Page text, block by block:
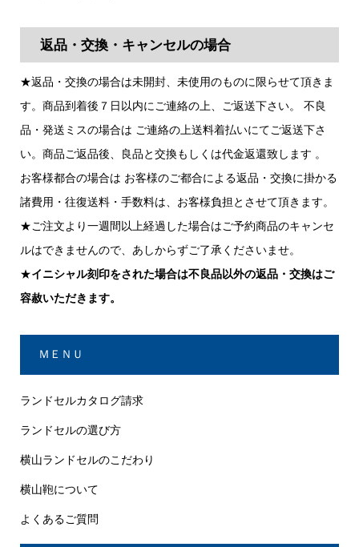
返品・交換・キャンセルの場合
★返品・交換の場合は未開封、未使用のものに限らせて頂きま
す。商品到着後７日以内にご連絡の上、ご返送下さい。 不良
品・発送ミスの場合は ご連絡の上送料着払いにてご返送下さ
い。商品ご返品後、良品と交換もしくは代金返還致します 。
お客様都合の場合は お客様のご都合による返品・交換に掛かる
諸費用・往復送料・手数料は、お客様負担とさせて頂きます。
★ご注文より一週間以上経過した場合はご予約商品のキャンセ
ルはできませんので、あしからずご了承くださいませ。
★イニシャル刻印をされた場合は不良品以外の返品・交換はご
容赦いただきます。
ＭＥＮＵ
ランドセルカタログ請求
ランドセルの選び方
横山ランドセルのこだわり
横山鞄について
よくあるご質問